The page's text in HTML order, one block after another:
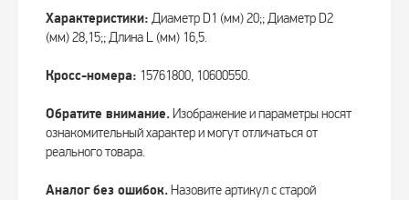
Характеристики: Диаметр D1 (мм) 20;; Диаметр D2
(мм) 28,15;; Длина L (мм) 16,5.
Кросс-номера: 15761800, 10600550.
Обратите внимание.Изображение и параметры носят
ознакомительный характер и могут отличаться от
реального товара.
Аналог без ошибок.Назовите артикул с старой